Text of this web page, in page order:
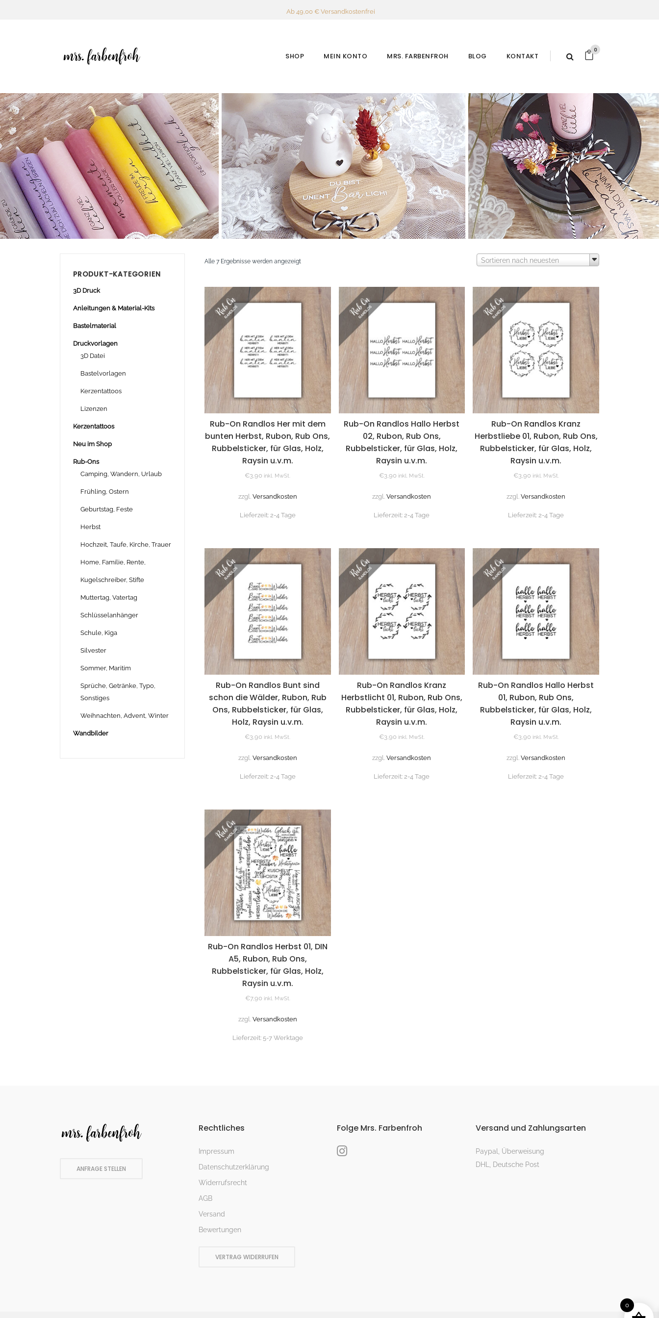
Ab 49,00 € Versandkostenfrei
SHOP MEIN KONTO MRS. FARBENFROH BLOG KONTAKT
0
PRODUKT-KATEGORIEN
3D Druck
Anleitungen & Material-Kits
Bastelmaterial
Druckvorlagen
3D Datei
Bastelvorlagen
Kerzentattoos
Lizenzen
Kerzentattoos
Neu im Shop
Rub-Ons
Camping, Wandern, Urlaub
Frühling, Ostern
Geburtstag, Feste
Herbst
Hochzeit, Taufe, Kirche, Trauer
Home, Familie, Rente,
Kugelschreiber, Stifte
Muttertag, Vatertag
Schlüsselanhänger
Schule, Kiga
Silvester
Sommer, Maritim
Sprüche, Getränke, Typo,
Sonstiges
Weihnachten, Advent, Winter
Wandbilder
Alle 7 Ergebnisse werden angezeigtNach
sortiert
Sortieren nach neuesten
Rub-On Randlos Her mit dem
bunten Herbst, Rubon, Rub Ons,
Rubbelsticker, für Glas, Holz,
Raysin u.v.m.
€3,90 inkl. MwSt.
zzgl. Versandkosten
Lieferzeit: 2-4 Tage
Rub-On Randlos Hallo Herbst
02, Rubon, Rub Ons,
Rubbelsticker, für Glas, Holz,
Raysin u.v.m.
€3,90 inkl. MwSt.
zzgl.Versandkosten
Lieferzeit:2-4 Tage
Rub-On Randlos Kranz
Herbstliebe 01, Rubon, Rub Ons,
Rubbelsticker, für Glas, Holz,
Raysin u.v.m.
€3,90 inkl. MwSt.
zzgl.Versandkosten
Lieferzeit:2-4 Tage
Rub-On Randlos Bunt sind
schon die Wälder, Rubon, Rub
Ons, Rubbelsticker, für Glas,
Holz, Raysin u.v.m.
€3,90 inkl. MwSt.
zzgl. Versandkosten
Lieferzeit: 2-4 Tage
Rub-On Randlos Kranz
Herbstlicht 01, Rubon, Rub Ons,
Rubbelsticker, für Glas, Holz,
Raysin u.v.m.
€3,90 inkl. MwSt.
zzgl.Versandkosten
Lieferzeit:2-4 Tage
Rub-On Randlos Hallo Herbst
01, Rubon, Rub Ons,
Rubbelsticker, für Glas, Holz,
Raysin u.v.m.
€3,90 inkl. MwSt.
zzgl.Versandkosten
Lieferzeit:2-4 Tage
Rub-On Randlos Herbst 01, DIN
A5, Rubon, Rub Ons,
Rubbelsticker, für Glas, Holz,
Raysin u.v.m.
€7,90 inkl. MwSt.
zzgl. Versandkosten
Lieferzeit: 5-7 Werktage
ANFRAGE STELLEN
Rechtliches
Impressum
Datenschutzerklärung
Widerrufsrecht
AGB
Versand
Bewertungen
VERTRAG WIDERRUFEN
Folge Mrs. Farbenfroh Versand und Zahlungsarten
Paypal, Überweisung
DHL, Deutsche Post
0